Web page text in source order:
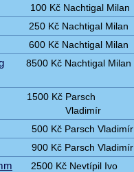
100 Kč Nachtigal Milan
250 Kč Nachtigal Milan
600 Kč Nachtigal Milan
8500 Kč Nachtigal Milan
1500 Kč Parsch
Vladimír
500 Kč Parsch Vladimír
900 Kč Parsch Vladimír
2500 Kč Nevtípil Ivo